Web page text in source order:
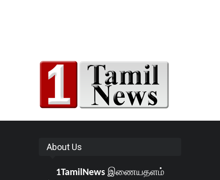
About Us
1TamilNewsஇணையதளம்